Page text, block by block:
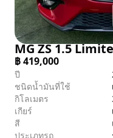
MG ZS 1.5
฿419,000
ปี
ชนิดน้ำมันที่ใช้
กิโลเมตร
เกียร์
สี
ประเภทรถ